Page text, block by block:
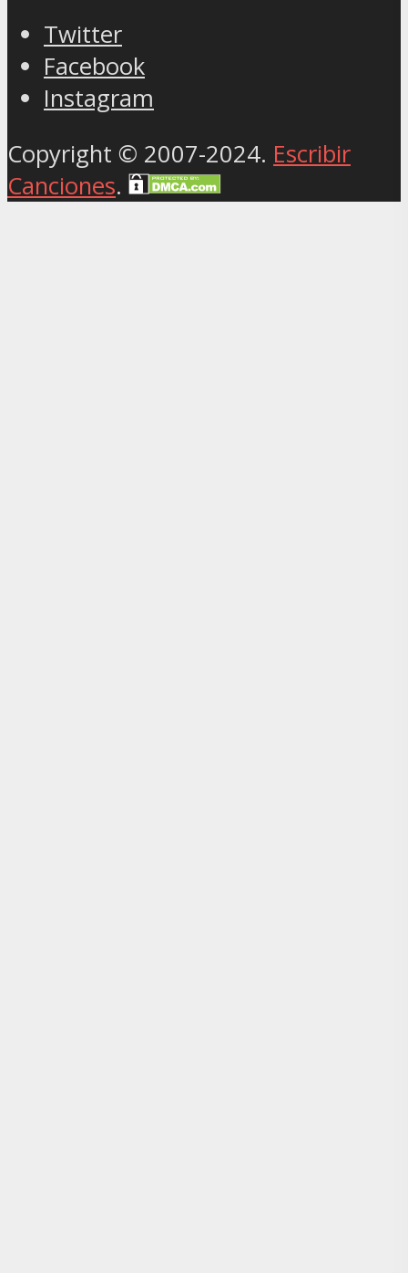
Twitter
Facebook
Instagram
Copyright © 2007-2024. Escribir
Canciones.